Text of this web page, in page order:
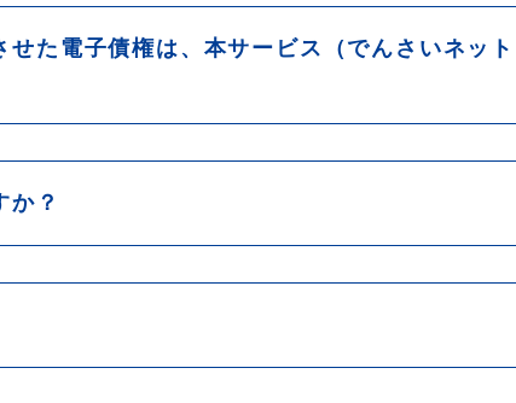
せた電子債権は、本サービス（でんさいネッ
か？